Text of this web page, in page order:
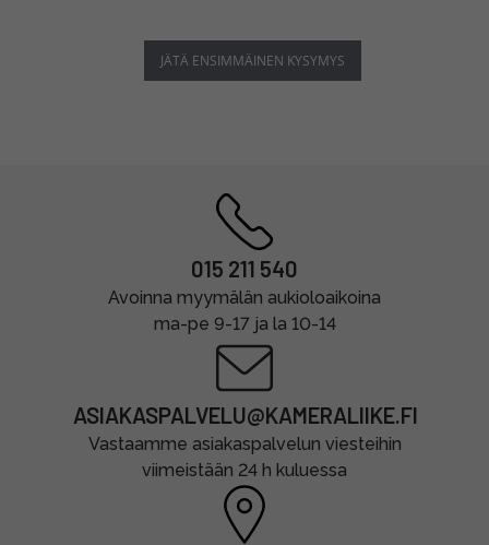
JÄTÄ ENSIMMÄINEN KYSYMYS
015 211 540
Avoinna myymälän aukioloaikoina
ma-pe 9-17 ja la 10-14
ASIAKASPALVELU@KAMERALIIKE.FI
Vastaamme asiakaspalvelun viesteihin
viimeistään 24 h kuluessa